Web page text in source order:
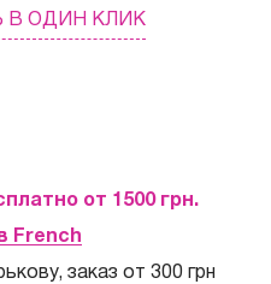
В ОДИН КЛИК
от 1500 грн.
French
заказ от 300 грн